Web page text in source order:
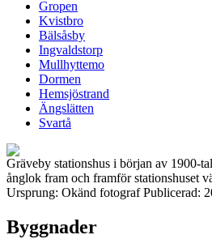
Gropen
Kvistbro
Bälsåsby
Ingvaldstorp
Mullhyttemo
Dormen
Hemsjöstrand
Ängslätten
Svartå
Gräveby stationshus i början av 1900-
ånglok fram och framför stationshuset
Ursprung: Okänd fotograf Publicerad:
Byggnader